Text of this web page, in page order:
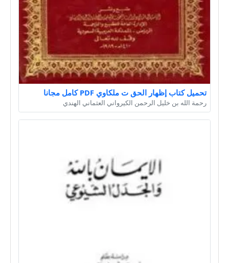
تحميل كتاب إظهار الحق ت ملكاوي PDF كامل مجانا
رحمة الله بن خليل الرحمن الكيرواني العثماني الهندي